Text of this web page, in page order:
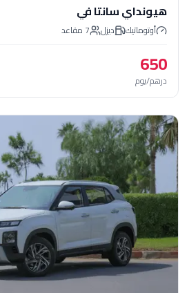
سانتا في
ديزل 7مقاعد